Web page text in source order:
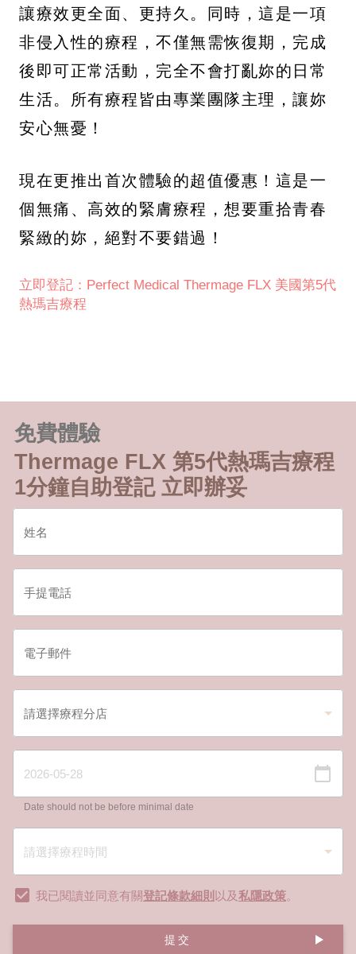
讓療效更全面、更持久。同時，這是一項
非侵入性的療程，不僅無需恢復期，完成
後即可正常活動，完全不會打亂妳的日常
生活。所有療程皆由專業團隊主理，讓妳
安心無憂！
現在更推出首次體驗的超值優惠！這是一
個無痛、高效的緊膚療程，想要重拾青春
緊緻的妳，絕對不要錯過！
立即登記：Perfect Medical Thermage FLX 美國第5代
熱瑪吉療程
免費體驗
Thermage FLX 第5代熱瑪吉療程
1分鐘自助登記 立即辦妥
Date should not be before minimal date
我已閱讀並同意有關登記條款細則 以及私隱政策。
提交